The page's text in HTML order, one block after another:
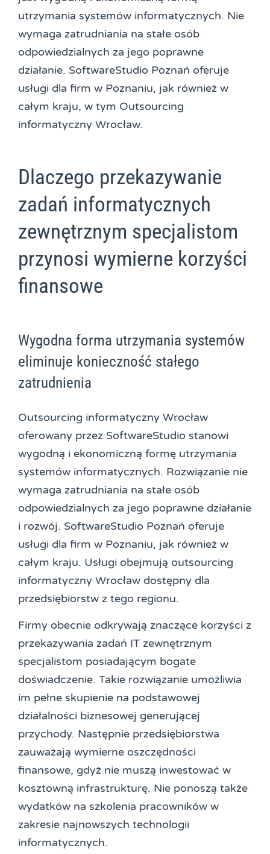
utrzymania systemów informatycznych. Nie
wymaga zatrudniania na stałe osób
odpowiedzialnych za jego poprawne
działanie. SoftwareStudio Poznań oferuje
usługi dla firm w Poznaniu, jak również w
całym kraju, w tym Outsourcing
informatyczny Wrocław.
Dlaczego przekazywanie
zadań informatycznych
zewnętrznym specjalistom
przynosi wymierne korzyści
finansowe
Wygodna forma utrzymania systemów
eliminuje konieczność stałego
zatrudnienia
Outsourcing informatyczny Wrocław
oferowany przez SoftwareStudio stanowi
wygodną i ekonomiczną formę utrzymania
systemów informatycznych. Rozwiązanie nie
wymaga zatrudniania na stałe osób
odpowiedzialnych za jego poprawne działanie
i rozwój. SoftwareStudio Poznań oferuje
usługi dla firm w Poznaniu, jak również w
całym kraju. Usługi obejmują outsourcing
informatyczny Wrocław dostępny dla
przedsiębiorstw z tego regionu.
Firmy obecnie odkrywają znaczące korzyści z
przekazywania zadań IT zewnętrznym
specjalistom posiadającym bogate
doświadczenie. Takie rozwiązanie umożliwia
im pełne skupienie na podstawowej
działalności biznesowej generującej
przychody. Następnie przedsiębiorstwa
zauważają wymierne oszczędności
finansowe, gdyż nie muszą inwestować w
kosztowną infrastrukturę. Nie ponoszą także
wydatków na szkolenia pracowników w
zakresie najnowszych technologii
informatycznych.